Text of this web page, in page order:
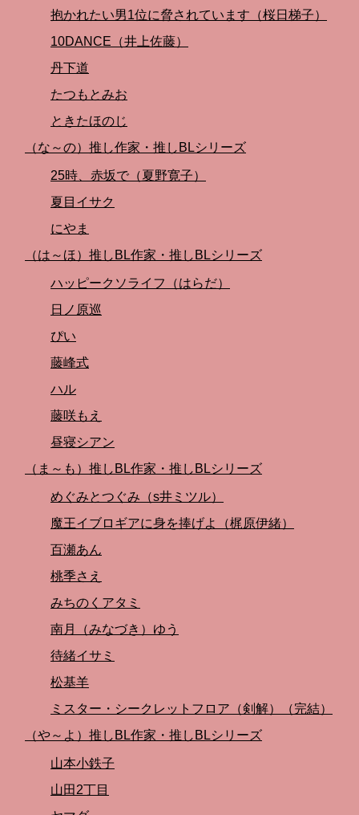
抱かれたい男1位に脅されています（桜日梯子）
10DANCE（井上佐藤）
丹下道
たつもとみお
ときたほのじ
（な～の）推し作家・推しBLシリーズ
25時、赤坂で（夏野寛子）
夏目イサク
にやま
（は～ほ）推しBL作家・推しBLシリーズ
ハッピークソライフ（はらだ）
日ノ原巡
ぴい
藤峰式
ハル
藤咲もえ
昼寝シアン
（ま～も）推しBL作家・推しBLシリーズ
めぐみとつぐみ（s井ミツル）
魔王イブロギアに身を捧げよ（梶原伊緒）
百瀬あん
桃季さえ
みちのくアタミ
南月（みなづき）ゆう
待緒イサミ
松基羊
ミスター・シークレットフロア（剣解）（完結）
（や～よ）推しBL作家・推しBLシリーズ
山本小鉄子
山田2丁目